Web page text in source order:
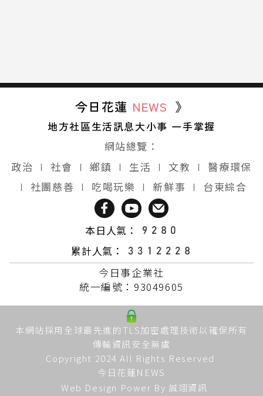
今日花蓮 NEWS 》
地方社區生活訊息大小事 一手掌握
網站總覽：
政治 ∣ 社會 ∣ 鄉鎮 ∣ 生活 ∣ 文教 ∣
醫療環保
∣ 社團慈善 ∣ 吃喝玩樂 ∣ 新鮮事 ∣ 台東綜合
本日人氣：
累計人氣：
今日事企業社
統一編號：93049605
本網站採用全球最先進的TLS加密處理技術以確保所有
傳輸資訊安全無虞
Copyright 2024 All Rights Reserved
今日花蓮NEWS
Web Design Power By 誠翊資訊